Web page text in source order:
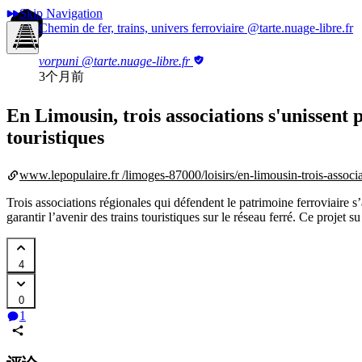
Skip Navigation
Chemin de fer, trains, univers ferroviaire @tarte.nuage-libre.fr
vorpuni @tarte.nuage-libre.fr
3个月前
En Limousin, trois associations
touristiques
www.lepopulaire.fr/limoges-87000/loisirs/en-limousin-trois-
Trois associations régionales qui défendent le patrimoine ferroviaire
garantir l’avenir des trains touristiques sur le réseau ferré. Ce projet su
4
0
1